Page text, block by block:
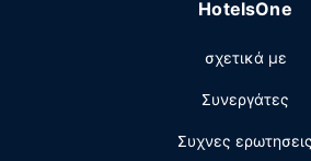
διαθέσιμο πρωινό (σε μπουφέ)
εφημερίδες στο λόμπι, υπηρεσίες
οργανώσετε μια εκδήλωση σε αυτήν
HotelsOne
σχετικά με
Συνεργάτες
Συχνες ερωτησεις